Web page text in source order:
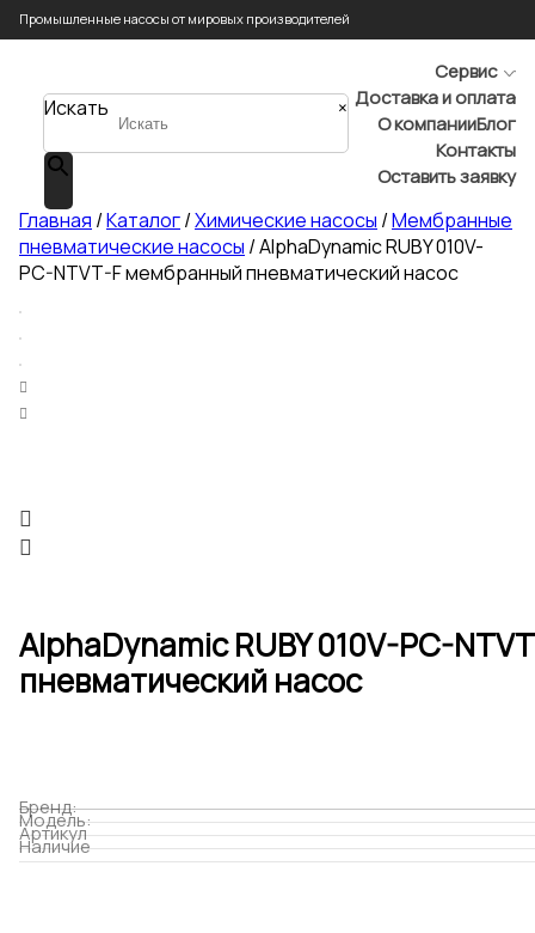
Промышленные насосы от мировых производителей
Искать ×
Сервис
Доставка и оплата
О компанииБлог
Контакты
Оставить заявку
Главная /Каталог/Химические насосы /Мембранные
пневматические насосы / AlphaDynamic RUBY 010V-
PC-NTVT-F мембранный пневматический насос
AlphaDynamic RUBY 010V-PC-
пневматический насос
Бренд:
Модель:
Артикул
Наличие